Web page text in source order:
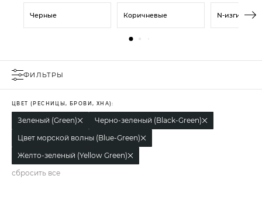
Черные Коричневые N-изгиб (М)
ФИЛЬТРЫ
ЦВЕТ (РЕСНИЦЫ, БРОВИ, ХНА):
Зеленый (Green)
Черно-зеленый (Black-Green)
Цвет морской волны (Blue-Green)
Желто-зеленый (Yellow Green)
сбросить все